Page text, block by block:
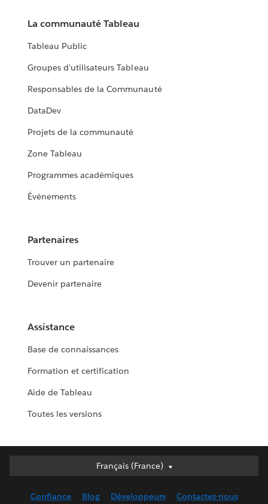
La communauté Tableau
Tableau Public
Groupes d'utilisateurs Tableau
Responsables de la Communauté
DataDev
Projets de la communauté
Zone Tableau
Programmes académiques
Événements
Partenaires
Trouver un partenaire
Devenir partenaire
Assistance
Base de connaissances
Formation et certification
Aide de Tableau
Toutes les versions
Français (France)
Français (France)
English (UK)
Confiance Blog Développeurs Contactez-nous